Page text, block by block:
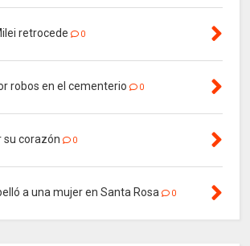
retrocede 0
robos en el cementerio 0
su corazón 0
a una mujer en Santa Rosa 0